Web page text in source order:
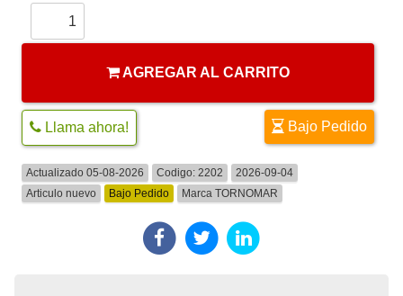
AGREGAR AL CARRITO
Bajo Pedido
Llama ahora!
Actualizado 05-08-2026 Codigo:2202
2026-09-04
Articulo nuevo
Bajo Pedido MarcaTORNOMAR